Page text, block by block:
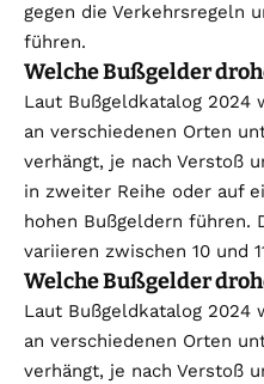
gegen die Verkehrsregeln
führen.
Welche Bußgelder
Laut Bußgeldkatalog 2024
an verschiedenen Orten
verhängt, je nach Verstoß
in zweiter Reihe oder auf
hohen Bußgeldern führen.
variieren zwischen 10 und
Welche Bußgelder
Laut Bußgeldkatalog 2024
an verschiedenen Orten
verhängt, je nach Verstoß